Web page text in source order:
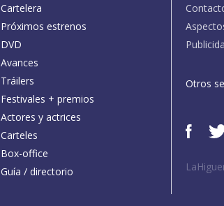
Cartelera
Próximos estrenos
DVD
Avances
Tráilers
Festivales + premios
Actores y actrices
Carteles
Box-office
Guía / directorio
Otros